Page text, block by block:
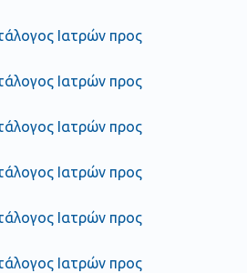
Ιατρών προς
Ιατρών προς
Ιατρών προς
Ιατρών προς
Ιατρών προς
Ιατρών προς